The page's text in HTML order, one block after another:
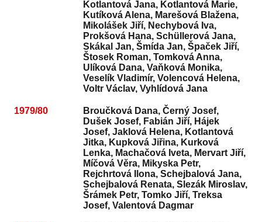
Kotlantová Jana, Kotlantová Marie,
Kutíková Alena, Marešová Blažena,
Mikolášek Jiří, Nechybová Iva,
Prokšová Hana, Schüllerová Jana,
Skákal Jan, Šmída Jan, Špaček Jiří,
Štosek Roman, Tomková Anna,
Ulíková Dana, Vaňková Monika,
Veselík Vladimír, Volencová Helena,
Voltr Václav, Vyhlídová Jana
1979/80
Broučková Dana, Černý Josef,
Dušek Josef, Fabián Jiří, Hájek
Josef, Jaklová Helena, Kotlantová
Jitka, Kupková Jiřina, Kurková
Lenka, Machačová Iveta, Mervart Jiří,
Míčová Věra, Mikyska Petr,
Rejchrtová Ilona, Schejbalová Jana,
Schejbalová Renata, Slezák Miroslav,
Šrámek Petr, Tomko Jiří, Treksa
Josef, Valentová Dagmar